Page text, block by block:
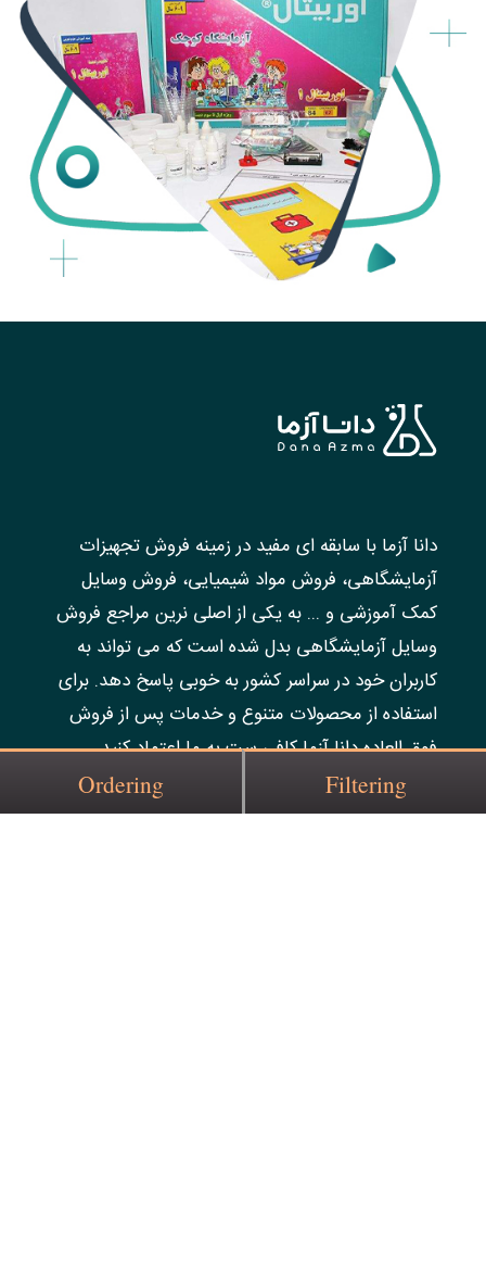
Filtering
Ordering
دانا آزما با سابقه ای مفید در زمینه فروش تجهیزات
آزمایشگاهی، فروش مواد شیمیایی، فروش وسایل
کمک آموزشی و ... به یکی از اصلی نرین مراجع فروش
وسایل آزمایشگاهی بدل شده است که می تواند به
کاربران خود در سراسر کشور به خوبی پاسخ دهد. برای
استفاده از محصولات متنوع و خدمات پس از فروش
فوق العاده دانا آزما کافی ست به ما اعتماد کنید.